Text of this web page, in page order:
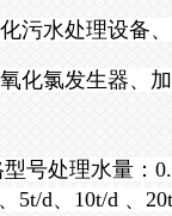
污水处理设备
化氯发生器、
号处理水量：
5t/d、10t/d 、